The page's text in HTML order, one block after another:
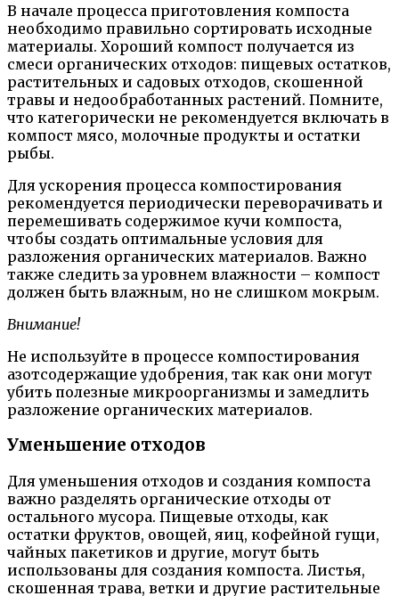
В начале процесса приготовления компоста
необходимо правильно сортировать исходные
материалы. Хороший компост получается из
смеси органических отходов: пищевых остатков,
растительных и садовых отходов, скошенной
травы и недообработанных растений. Помните,
что категорически не рекомендуется включать в
компост мясо, молочные продукты и остатки
рыбы.
Для ускорения процесса компостирования
рекомендуется периодически переворачивать и
перемешивать содержимое кучи компоста,
чтобы создать оптимальные условия для
разложения органических материалов. Важно
также следить за уровнем влажности – компост
должен быть влажным, но не слишком мокрым.
Внимание!
Не используйте в процессе компостирования
азотсодержащие удобрения, так как они могут
убить полезные микроорганизмы и замедлить
разложение органических материалов.
Уменьшение отходов
Для уменьшения отходов и создания компоста
важно разделять органические отходы от
остального мусора. Пищевые отходы, как
остатки фруктов, овощей, яиц, кофейной гущи,
чайных пакетиков и другие, могут быть
использованы для создания компоста. Листья,
скошенная трава, ветки и другие растительные